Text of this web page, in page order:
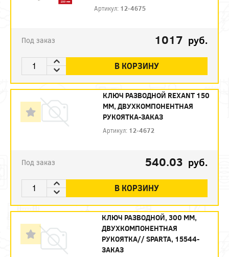
Артикул: 12-4675
Под заказ 1017 руб.
В КОРЗИНУ
КЛЮЧ РАЗВОДНОЙ REXANT 150
ММ, ДВУХКОМПОНЕНТНАЯ
РУКОЯТКА-ЗАКАЗ
Артикул: 12-4672
Под заказ 540.03 руб.
В КОРЗИНУ
КЛЮЧ РАЗВОДНОЙ, 300 ММ,
ДВУХКОМПОНЕНТНАЯ
РУКОЯТКА// SPARTA, 15544-
ЗАКАЗ